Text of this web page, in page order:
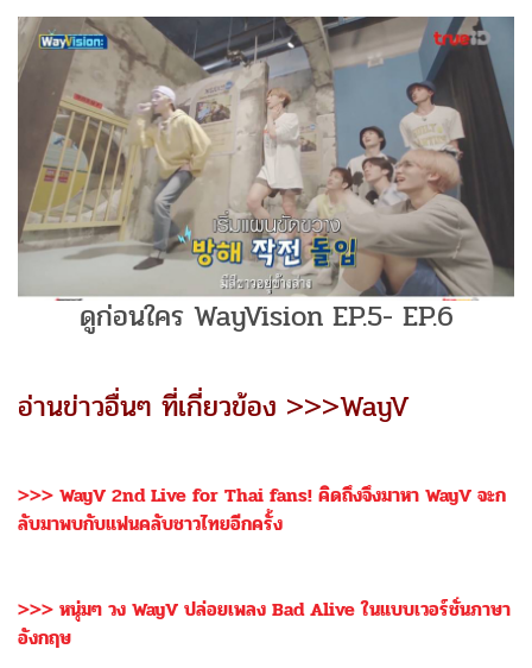
ดูก่อนใคร WayVision EP.5- EP.6
อ่านข่าวอื่นๆ ที่เกี่ยวข้อง >>>WayV
>>> WayV 2nd Live for Thai fans! คิดถึงจึงมาหา WayV จะก
ลับมาพบกับแฟนคลับชาวไทยอีกครั้ง
>>> หนุ่มๆ วง WayV ปล่อยเพลง Bad Alive ในแบบเวอร์ชั่นภาษา
อังกฤษ